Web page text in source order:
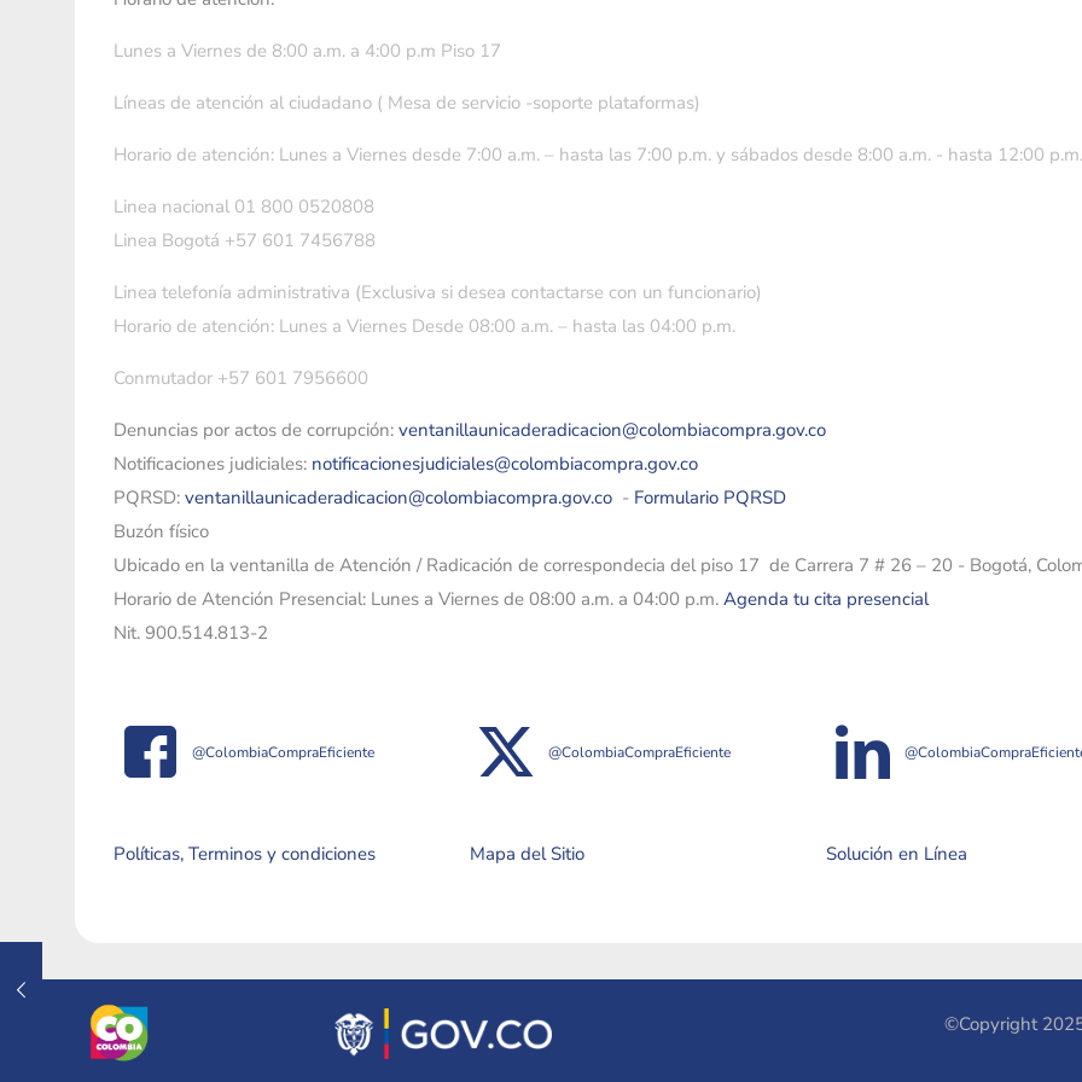
Lunes a Viernes de 8:00 a.m. a 4:00 p.m Piso 17
Líneas de atención al ciudadano ( Mesa de servicio -soporte plataformas)
Horario de atención: Lunes a Viernes desde 7:00 a.m. – hasta las 7:00 p.m. y sábados desde 8:00 a.m. - hasta 12:00 p.m.
Linea nacional 01 800 0520808
Linea Bogotá +57 601 7456788
Linea telefonía administrativa (Exclusiva si desea contactarse con un funcionario)
Horario de atención: Lunes a Viernes Desde 08:00 a.m. – hasta las 04:00 p.m.
Conmutador +57 601 7956600
Denuncias por actos de corrupción: ventanillaunicaderadicacion@colombiacompra.gov.co
Notificaciones judiciales: notificacionesjudiciales@colombiacompra.gov.co
PQRSD: ventanillaunicaderadicacion@colombiacompra.gov.co - Formulario PQRSD
Buzón físico
Ubicado en la ventanilla de Atención / Radicación de correspondecia del piso 17 de Carrera 7 # 26 – 20 - Bogotá,
Horario de Atención Presencial: Lunes a Viernes de 08:00 a.m. a 04:00 p.m. Agenda tu cita presencial
Nit. 900.514.813-2
@ColombiaCompraEficiente @ColombiaCompraEficiente
Políticas, Terminos y condiciones Mapa del Sitio Solución en Línea
©Copyright